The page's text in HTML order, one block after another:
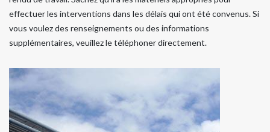
effectuer les interventions dans les délais qui ont été convenus. Si
vous voulez des renseignements ou des informations
supplémentaires, veuillez le téléphoner directement.